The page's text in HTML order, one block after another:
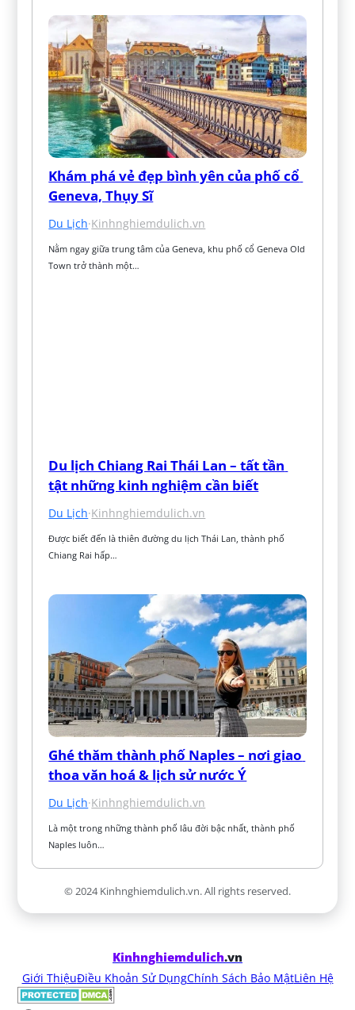
Khám phá vẻ đẹp bình yên của phố cổ
Geneva, Thụy Sĩ
Du Lịch·Kinhnghiemdulich.vn
Nằm ngay giữa trung tâm của Geneva, khu phố cổ Geneva Old
Town trở thành một…
Du lịch Chiang Rai Thái Lan – tất tần
tật những kinh nghiệm cần biết
Du Lịch·Kinhnghiemdulich.vn
Được biết đến là thiên đường du lịch Thái Lan, thành phố
Chiang Rai hấp…
Ghé thăm thành phố Naples – nơi giao
thoa văn hoá & lịch sử nước Ý
Du Lịch·Kinhnghiemdulich.vn
Là một trong những thành phố lâu đời bậc nhất, thành phố
Naples luôn…
© 2024 Kinhnghiemdulich.vn. All rights reserved.
Kinhnghiemdulich.vn
Giới ThiệuĐiều Khoản Sử DụngChính Sách Bảo MậtLiên Hệ